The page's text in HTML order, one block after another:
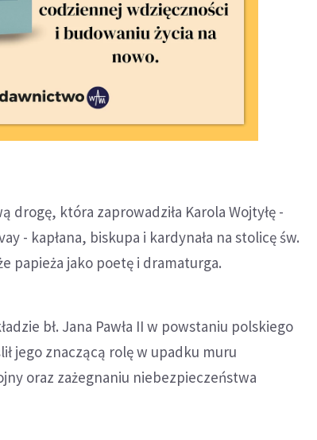
drogę, która zaprowadziła Karola Wojtyłę -
- kapłana, biskupa i kardynała na stolicę św.
papieża jako poetę i dramaturga.
bł. Jana Pawła II w powstaniu polskiego
jego znaczącą rolę w upadku muru
oraz zażegnaniu niebezpieczeństwa